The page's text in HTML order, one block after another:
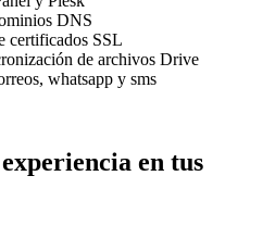
DNS
certificados SSL
de archivos Drive
whatsapp y sms
en tus